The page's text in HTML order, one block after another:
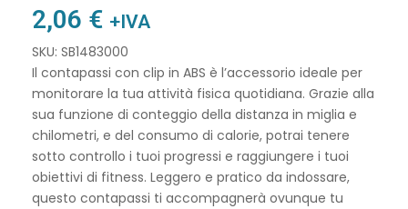
2,06 € +IVA
SKU: SB1483000
Il contapassi con clip in ABS è l’accessorio ideale per
monitorare la tua attività fisica quotidiana. Grazie alla
sua funzione di conteggio della distanza in miglia e
chilometri, e del consumo di calorie, potrai tenere
sotto controllo i tuoi progressi e raggiungere i tuoi
obiettivi di fitness. Leggero e pratico da indossare,
questo contapassi ti accompagnerà ovunque tu